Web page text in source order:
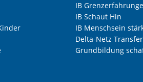
Stütz- und Förderunterricht findet
wird aus Mitteln der
(ABG) erstattet.
bietet das Bildungszentrum
IB
IB Schaut Hin
IB Menschsein
Delta-Netz
Grundbildung